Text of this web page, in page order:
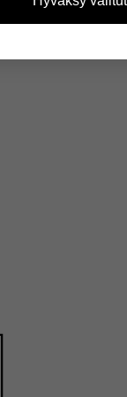
miten sivuilla
yhdistää